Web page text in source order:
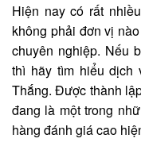
Hiện nay có rất
không phải đơn vị
chuyên nghiệp. Nếu
thì hãy tìm hiểu dịch
Thắng. Được thành
đang là một trong
hàng đánh giá cao